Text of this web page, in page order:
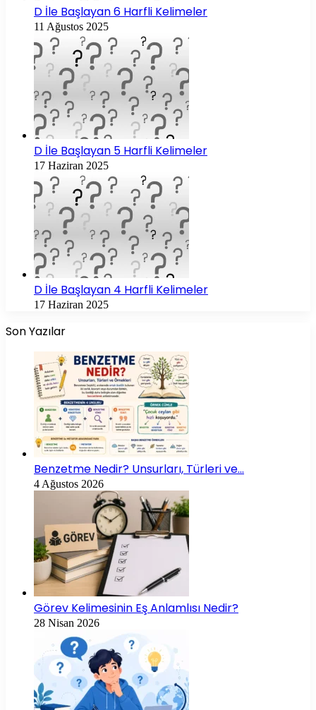
D İle Başlayan 6 Harfli Kelimeler
11 Ağustos 2025
D İle Başlayan 5 Harfli Kelimeler
17 Haziran 2025
D İle Başlayan 4 Harfli Kelimeler
17 Haziran 2025
Son Yazılar
Benzetme Nedir? Unsurları, Türleri ve…
4 Ağustos 2026
Görev Kelimesinin Eş Anlamlısı Nedir?
28 Nisan 2026